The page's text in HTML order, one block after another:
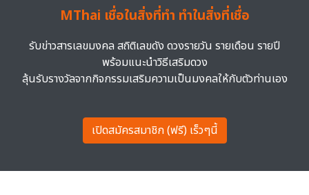
MThai เชื่อในสิ่งที่ทำ ทำในสิ่งที่เชื่อ
รับข่าวสารเลขมงคล สถิติเลขดัง ดวงรายวัน รายเดือน รายปี
พร้อมแนะนำวิธีเสริมดวง
ลุ้นรับรางวัลจากกิจกรรมเสริมความเป็นมงคลให้กับตัวท่านเอง
เปิดสมัครสมาชิก (ฟรี) เร็วๆนี้